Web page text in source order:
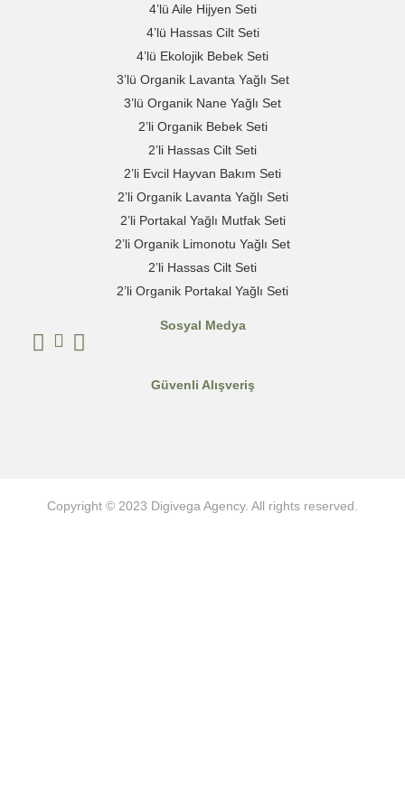
4’lü Aile Hijyen Seti
4’lü Hassas Cilt Seti
4’lü Ekolojik Bebek Seti
3’lü Organik Lavanta Yağlı Set
3’lü Organik Nane Yağlı Set
2’li Organik Bebek Seti
2’li Hassas Cilt Seti
2’li Evcil Hayvan Bakım Seti
2’li Organik Lavanta Yağlı Seti
2’li Portakal Yağlı Mutfak Seti
2’li Organik Limonotu Yağlı Set
2’li Hassas Cilt Seti
2’li Organik Portakal Yağlı Seti
Sosyal Medya
Güvenli Alışveriş
Copyright © 2023 Digivega Agency. All rights reserved.